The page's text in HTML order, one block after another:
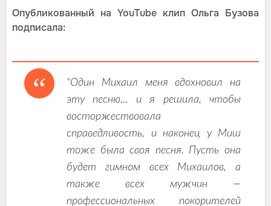
Опубликованный на YouTube клип Ольга Бузова
подписала:
"Один Михаил меня вдохновил на
эту песню... и я решила, чтобы
восторжествовала
справедливость, и наконец у Миш
тоже была своя песня. Пусть она
будет гимном всех Михаилов, а
также всех мужчин —
профессиональных покорителей